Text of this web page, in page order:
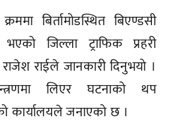
बिर्तामोडस्थित बिएण्डसी
जिल्ला ट्राफिक प्रहरी
राईले जानकारी दिनुभयो ।
लिएर घटनाको थप
कार्यालयले जनाएको छ ।